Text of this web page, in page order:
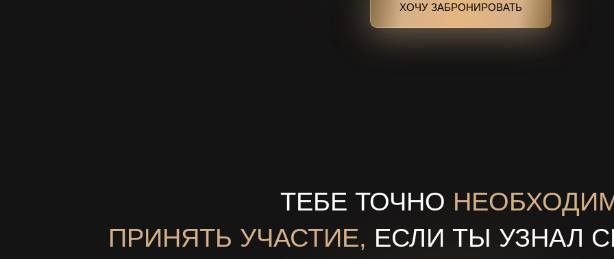
ХОЧУ ЗАБРОНИРОВАТЬ
ТЕБЕ ТОЧНО
ПРИНЯТЬ УЧАСТИЕ, ЕСЛИ ТЫ УЗНАЛ